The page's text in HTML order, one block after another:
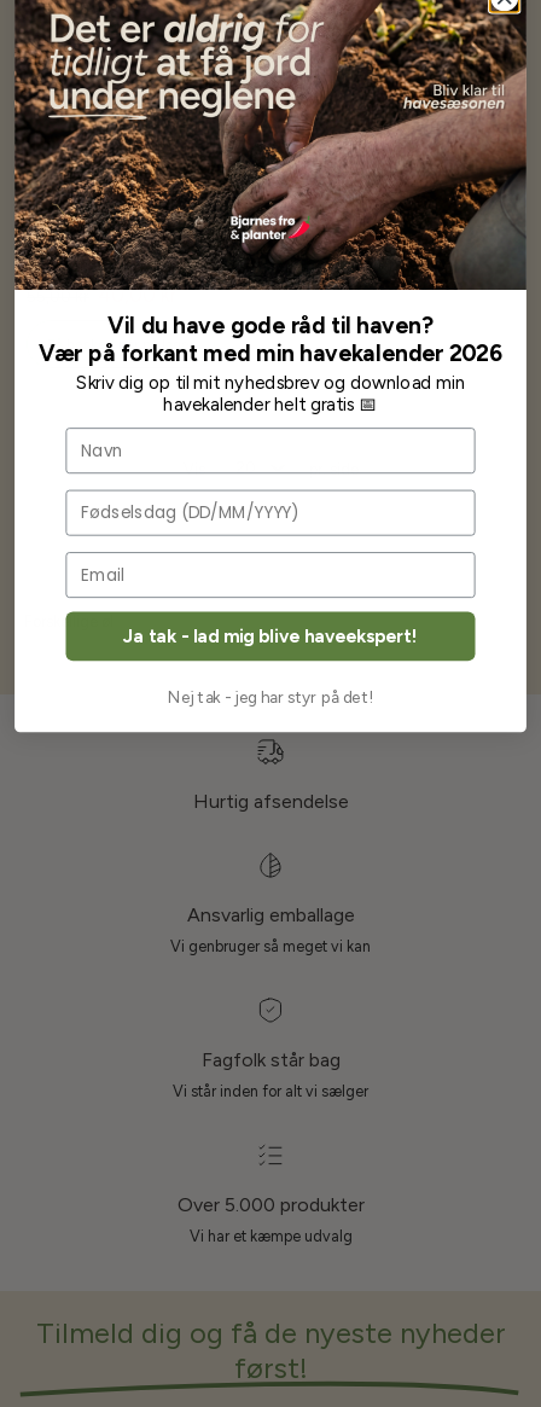
Udsolgt
Midtfyns - Imperial Stout
55,00 kr 40,00 kr
Få besked når på lager
Vis pr. side
Forskellige øl
Hurtig afsendelse
Ansvarlig emballage
Vi genbruger så meget vi kan
Fagfolk står bag
Vi står inden for alt vi sælger
Over 5.000 produkter
Vi har et kæmpe udvalg
Tilmeld dig og få de nyeste nyheder
først!
Vil du have gode råd til haven?
Vær på forkant med min havekalender 2026
Skriv dig op til mit nyhedsbrev og download min
havekalender helt gratis 📅
Navn
Fødselsdag
Ja tak - lad mig blive haveekspert!
Nej tak - jeg har styr på det!